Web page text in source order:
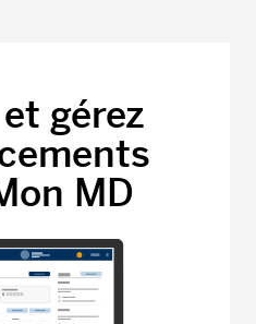
15,17 -0,09
modérée
27,36 -0,05
12,57 -0,02
gérez
MD